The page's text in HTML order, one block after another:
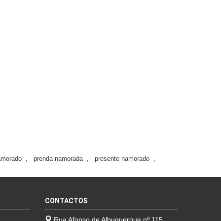
, prenda namorada , presente namorado ,
CONTACTOS